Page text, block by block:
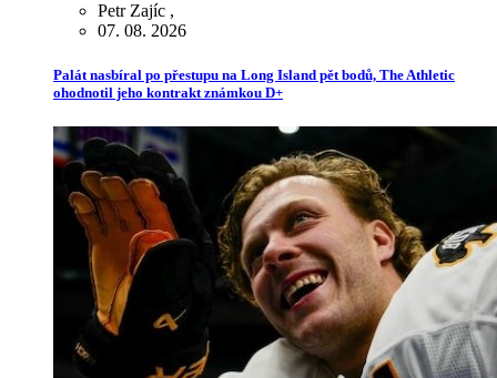
Petr Zajíc ,
07. 08. 2026
Palát nasbíral po přestupu na Long Island pět bodů, The Athletic
ohodnotil jeho kontrakt známkou D+